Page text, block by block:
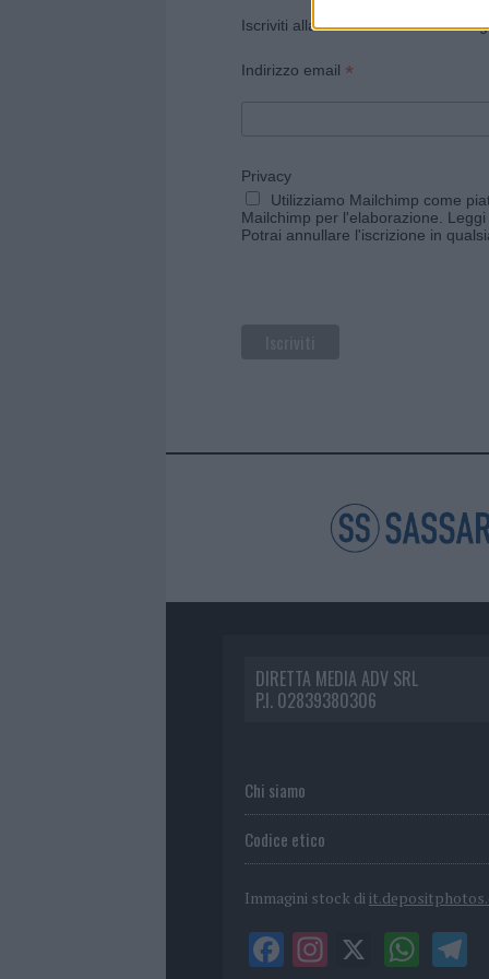
Iscriviti alla newsletter di Gallura
Indirizzo email *
Privacy
Utilizziamo Mailchimp come
Mailchimp per l'elaborazione.
Potrai annullare l'iscrizione in
DIRETTA MEDIA ADV SRL
P.I. 02839380306
Chi siamo
Codice etico
Immagini stock di